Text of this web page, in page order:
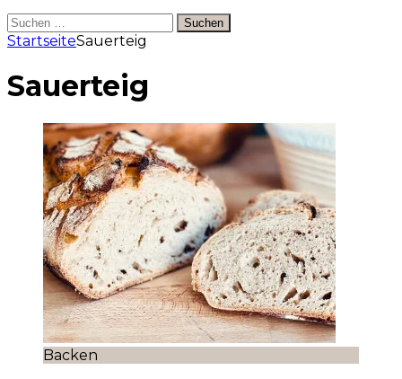
Suchen
nach:
StartseiteSauerteig
Sauerteig
Backen